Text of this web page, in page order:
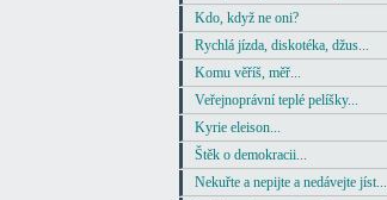
Kdo, když ne oni?
Rychlá jízda, diskotéka, džus...
Komu věříš, měř...
Veřejnoprávní teplé pelíšky...
Kyrie eleison...
Štěk o demokracii...
Nekuřte a nepijte a nedávejte jíst...